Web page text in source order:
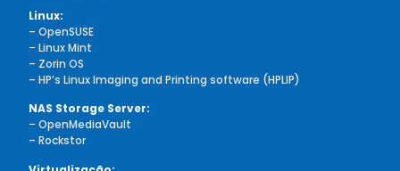
Linux:
– OpenSUSE
–Linux Mint
– Zorin OS
– HP’s Linux Imaging and Printing software (HPLIP)
NAS Storage Server:
–OpenMediaVault
– Rockstor